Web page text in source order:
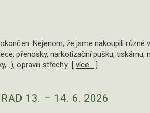
Nejenom, že jsme nakoupili různé
přenosky, narkotizační pušku, tiskárnu,
opravili střechy [ více... ]
13. – 14. 6. 2026